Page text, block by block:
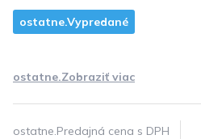
ostatne.Vypredané
ostatne.Zobraziť viac
ostatne.Predajná cena s DPH